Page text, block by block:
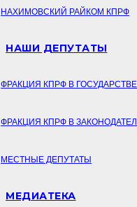
НАХИМОВСКИЙ РАЙКОМ КПРФ
НАШИ ДЕПУТАТЫ
ФРАКЦИЯ КПРФ В
ФРАКЦИЯ КПРФ В
МЕСТНЫЕ ДЕПУТАТЫ
МЕДИАТЕКА